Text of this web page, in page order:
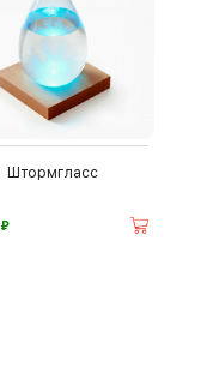
Штормгласс
⃏